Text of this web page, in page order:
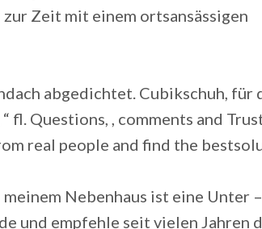
Zeit mit einem ortsansässigen
abgedichtet. Cubikschuh, für
fl. Questions, , comments and
real people and find the
Nebenhaus ist eine Unter –
und empfehle seit vielen Jahren